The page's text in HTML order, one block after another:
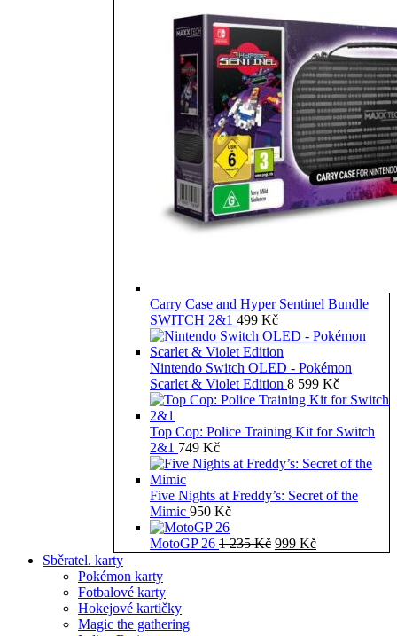
Carry Case and Hyper Sentinel Bundle
SWITCH 2&1 499 Kč
Nintendo Switch OLED - Pokémon
Scarlet & Violet Edition 8 599 Kč
Top Cop: Police Training Kit for Switch
2&1 749 Kč
Five Nights at Freddy’s: Secret of the
Mimic 950 Kč
MotoGP 26 1 235Kč Původní
999 KčAktuální
Sběratel. karty
Pokémon karty
Fotbalové karty
Hokejové kartičky
Magic the gathering